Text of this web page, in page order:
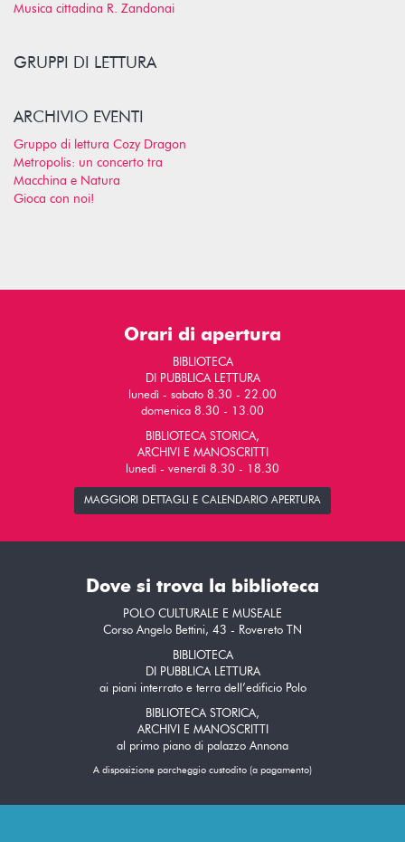
Musica cittadina R. Zandonai
GRUPPI DI LETTURA
ARCHIVIO EVENTI
Gruppo di lettura Cozy Dragon
Metropolis: un concerto tra
Macchina e Natura
Gioca con noi!
Orari di apertura
BIBLIOTECA
DI PUBBLICA LETTURA
lunedì - sabato 8.30 - 22.00
domenica 8.30 - 13.00
BIBLIOTECA STORICA,
ARCHIVI E MANOSCRITTI
lunedì - venerdì 8.30 - 18.30
MAGGIORI DETTAGLI E CALENDARIO APERTURA
Dove si trova la biblioteca
POLO CULTURALE E MUSEALE
Corso Angelo Bettini, 43 - Rovereto TN
BIBLIOTECA
DI PUBBLICA LETTURA
ai piani interrato e terra dell’edificio Polo
BIBLIOTECA STORICA,
ARCHIVI E MANOSCRITTI
al primo piano di palazzo Annona
A disposizione parcheggio custodito (a pagamento)